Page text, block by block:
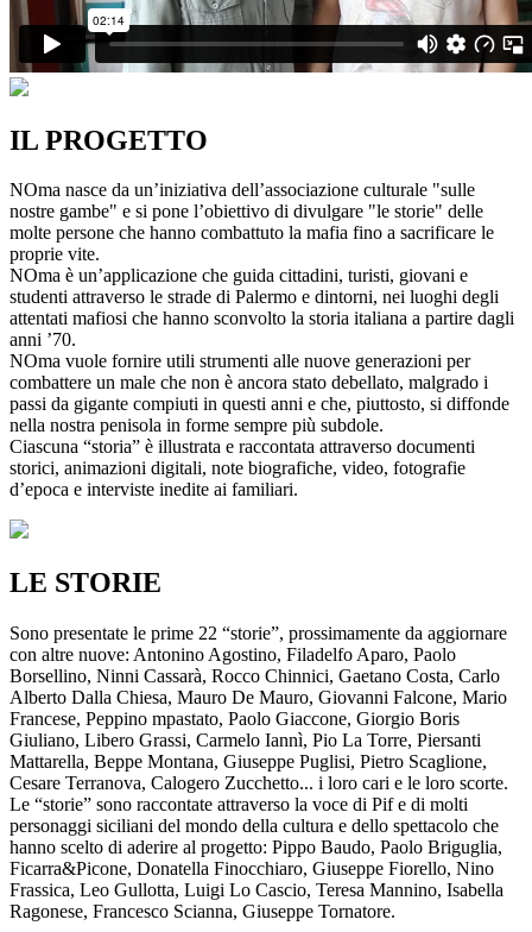
IL PROGETTO
NOma nasce da un’iniziativa dell’associazione culturale "sulle
nostre gambe" e si pone l’obiettivo di divulgare "le storie" delle
molte persone che hanno combattuto la mafia fino a sacrificare le
proprie vite.
NOma è un’applicazione che guida cittadini, turisti, giovani e
studenti attraverso le strade di Palermo e dintorni, nei luoghi degli
attentati mafiosi che hanno sconvolto la storia italiana a partire dagli
anni ’70.
NOma vuole fornire utili strumenti alle nuove generazioni per
combattere un male che non è ancora stato debellato, malgrado i
passi da gigante compiuti in questi anni e che, piuttosto, si diffonde
nella nostra penisola in forme sempre più subdole.
Ciascuna “storia” è illustrata e raccontata attraverso documenti
storici, animazioni digitali, note biografiche, video, fotografie
d’epoca e interviste inedite ai familiari.
LE STORIE
Sono presentate le prime 22 “storie”, prossimamente da aggiornare
con altre nuove: Antonino Agostino, Filadelfo Aparo, Paolo
Borsellino, Ninni Cassarà, Rocco Chinnici, Gaetano Costa, Carlo
Alberto Dalla Chiesa, Mauro De Mauro, Giovanni Falcone, Mario
Francese, Peppino mpastato, Paolo Giaccone, Giorgio Boris
Giuliano, Libero Grassi, Carmelo Iannì, Pio La Torre, Piersanti
Mattarella, Beppe Montana, Giuseppe Puglisi, Pietro Scaglione,
Cesare Terranova, Calogero Zucchetto... i loro cari e le loro scorte.
Le “storie” sono raccontate attraverso la voce di Pif e di molti
personaggi siciliani del mondo della cultura e dello spettacolo che
hanno scelto di aderire al progetto: Pippo Baudo, Paolo Briguglia,
Ficarra&Picone, Donatella Finocchiaro, Giuseppe Fiorello, Nino
Frassica, Leo Gullotta, Luigi Lo Cascio, Teresa Mannino, Isabella
Ragonese, Francesco Scianna, Giuseppe Tornatore.